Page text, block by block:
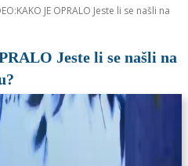
JE OPRALO Jeste li se našli na
Jeste li se našli na